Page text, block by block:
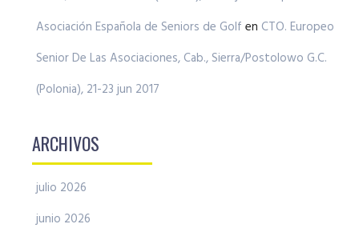
Asociación Española de Seniors de Golf en CTO. Europeo
Senior De Las Asociaciones, Cab., Sierra/Postolowo G.C.
(Polonia), 21-23 jun 2017
ARCHIVOS
julio 2026
junio 2026